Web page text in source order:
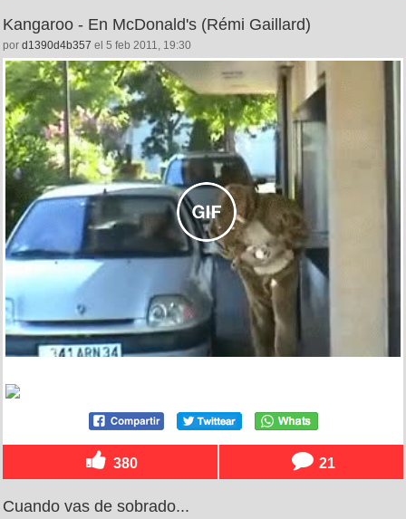
Kangaroo - En McDonald's (Rémi Gaillard)
por d1390d4b357 el 5 feb 2011, 19:30
380 21
Cuando vas de sobrado...